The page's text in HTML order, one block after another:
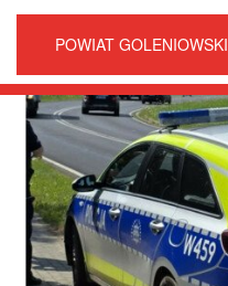
POWIAT GOLENIOWSKI